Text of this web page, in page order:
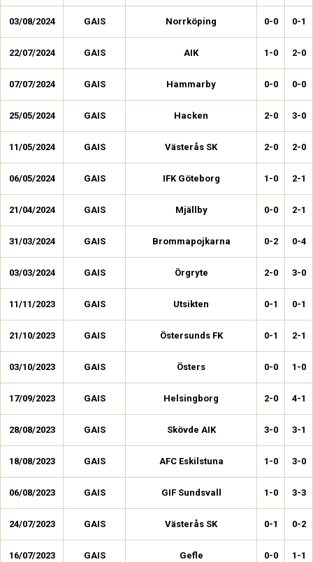
03/08/2024 GAIS Norrköping 0-0 0-1
22/07/2024 GAIS AIK 1-0 2-0
07/07/2024 GAIS Hammarby 0-0 0-0
25/05/2024 GAIS Hacken 2-0 3-0
11/05/2024 GAIS Västerås SK 2-0 2-0
06/05/2024 GAIS IFK Göteborg 1-0 2-1
21/04/2024 GAIS Mjällby 0-0 2-1
31/03/2024 GAIS Brommapojkarna 0-2 0-4
03/03/2024 GAIS Örgryte 2-0 3-0
11/11/2023 GAIS Utsikten 0-1 0-1
21/10/2023 GAIS Östersunds FK 0-1 2-1
03/10/2023 GAIS Östers 0-0 1-0
17/09/2023 GAIS Helsingborg 2-0 4-1
28/08/2023 GAIS Skövde AIK 3-0 3-1
18/08/2023 GAIS AFC Eskilstuna 1-0 3-0
06/08/2023 GAIS GIF Sundsvall 1-0 3-3
24/07/2023 GAIS Västerås SK 0-1 0-2
16/07/2023 GAIS Gefle 0-0 1-1